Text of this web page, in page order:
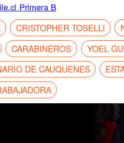
Primera B
CRISTOPHER TOSELLI
CARABINEROS
YOEL
DE CAUQUENES